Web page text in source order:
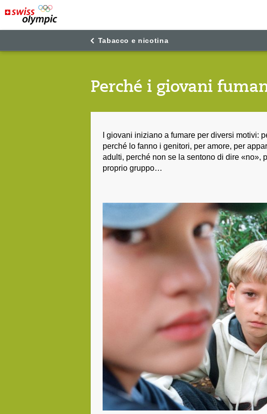
Tabacco e nicotina
Perché i giovani
I giovani iniziano a fumare per diversi motivi:
perché lo fanno i genitori, per amore, per
adulti, perché non se la sentono di dire «no»,
proprio gruppo…